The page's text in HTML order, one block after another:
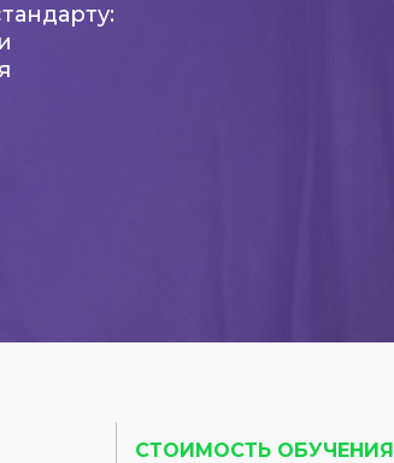
СТОИМОСТЬ ОБУЧЕНИЯ